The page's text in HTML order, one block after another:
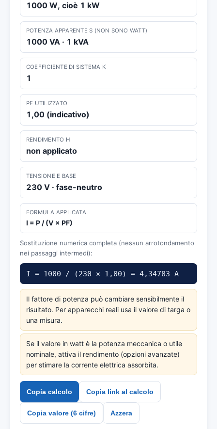
1000 W, cioè 1 kW
POTENZA APPARENTE S (NON SONO WATT)
1000 VA · 1 kVA
COEFFICIENTE DI SISTEMA K
1
PF UTILIZZATO
1,00 (indicativo)
RENDIMENTO Η
non applicato
TENSIONE E BASE
230 V · fase-neutro
FORMULA APPLICATA
I = P / (V × PF)
Sostituzione numerica completa (nessun arrotondamento
nei passaggi intermedi):
I = 1000 / (230 × 1,00) = 4,34783 A
Il fattore di potenza può cambiare sensibilmente il
risultato. Per apparecchi reali usa il valore di targa o
una misura.
Se il valore in watt è la potenza meccanica o utile
nominale, attiva il rendimento (opzioni avanzate)
per stimare la corrente elettrica assorbita.
Copia calcolo Copia link al calcolo
Copia valore (6 cifre) Azzera